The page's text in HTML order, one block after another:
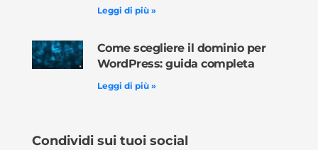
Leggi di più »
Come scegliere il dominio per
WordPress: guida completa
Leggi di più »
Condividi sui tuoi social